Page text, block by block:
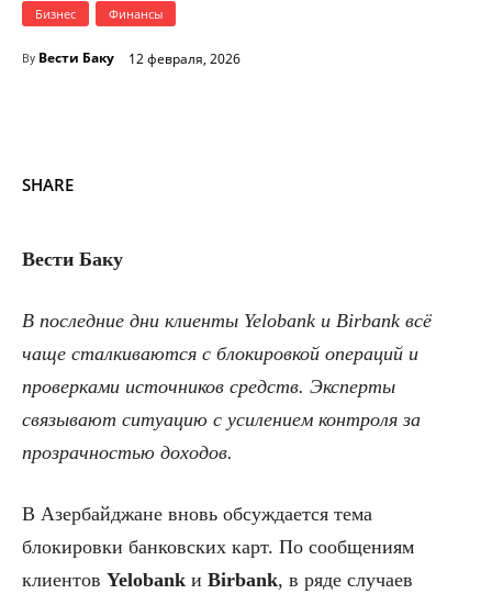
Бизнес Финансы
By Вести Баку 12 февраля, 2026
SHARE
Вести Баку
В последние дни клиенты Yelobank и Birbank всё
чаще сталкиваются с блокировкой операций и
проверками источников средств. Эксперты
связывают ситуацию с усилением контроля за
прозрачностью доходов.
В Азербайджане вновь обсуждается тема
блокировки банковских карт. По сообщениям
клиентов Yelobank и Birbank, в ряде случаев